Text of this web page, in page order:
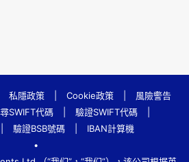
私隱政策 Cookie政策
風險警告
SWIFT代碼 驗證SWIFT代碼
驗證BSB號碼
IBAN計算機
•